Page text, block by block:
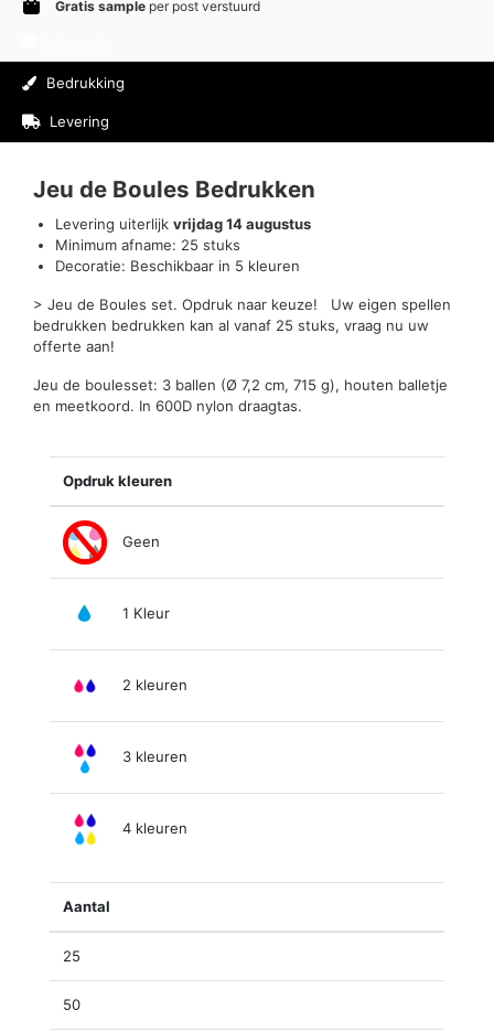
Gratis sample per post verstuurd
Bedrukking
Levering
Jeu de Boules Bedrukken
Levering uiterlijk vrijdag 14 augustus
Minimum afname: 25 stuks
Decoratie: Beschikbaar in 5 kleuren
> Jeu de Boules set. Opdruk naar keuze! Uw eigen spellen
bedrukken bedrukken kan al vanaf 25 stuks, vraag nu uw
offerte aan!
Jeu de boulesset: 3 ballen (Ø 7,2 cm, 715 g), houten balletje
en meetkoord. In 600D nylon draagtas.
Opdruk kleuren
Geen
1 Kleur
2 kleuren
3 kleuren
4 kleuren
Aantal
25
50